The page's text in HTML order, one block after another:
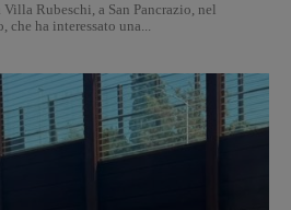
Rubeschi, a San Pancrazio, nel
ha interessato una...